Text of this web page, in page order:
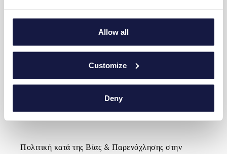
Allow all
Customize
Deny
Hersonissos, PC 70014, Crete, Greece
Tel:+30 28975 02500
1039Κ014Α0205700
Πολιτική κατά της Βίας & Παρενόχλησης στην